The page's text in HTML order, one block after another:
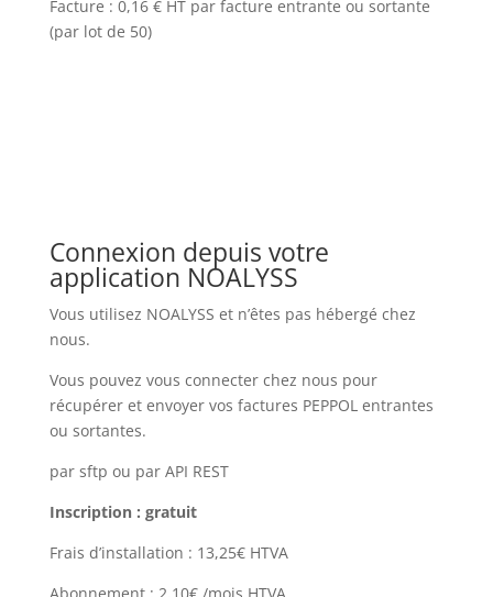
Facture : 0,16 € HT par facture entrante ou sortante
(par lot de 50)
Connexion depuis votre
application NOALYSS
Vous utilisez NOALYSS et n’êtes pas hébergé chez
nous.
Vous pouvez vous connecter chez nous pour
récupérer et envoyer vos factures PEPPOL entrantes
ou sortantes.
par sftp ou par API REST
Inscription : gratuit
Frais d’installation : 13,25€ HTVA